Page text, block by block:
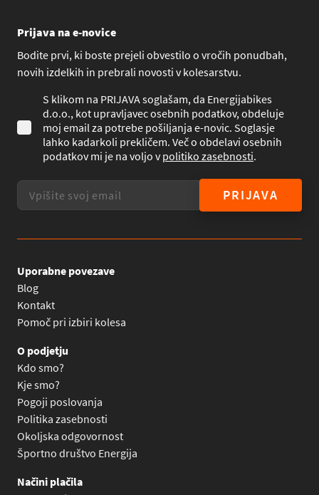
Prijava na e-novice
Bodite prvi, ki boste prejeli obvestilo o vročih ponudbah,
novih izdelkih in prebrali novosti v kolesarstvu.
S klikom na PRIJAVA soglašam, da Energijabikes
d.o.o., kot upravljavec osebnih podatkov, obdeluje
moj email za potrebe pošiljanja e-novic. Soglasje
lahko kadarkoli prekličem. Več o obdelavi osebnih
podatkov mi je na voljo vpolitiko zasebnosti.
PRIJAVA
Uporabne povezave
Blog
Kontakt
Pomoč pri izbiri kolesa
O podjetju
Kdo smo?
Kje smo?
Pogoji poslovanja
Politika zasebnosti
Okoljska odgovornost
Športno društvo Energija
Načini plačila